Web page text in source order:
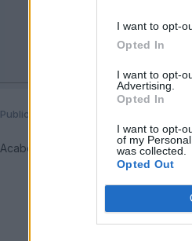
I want to opt-
Opted In
I want to opt-
Advertising.
Opted In
I want to opt-
of my
was collected.
Opted Out
Publicado
Acabo de ver en una página que se